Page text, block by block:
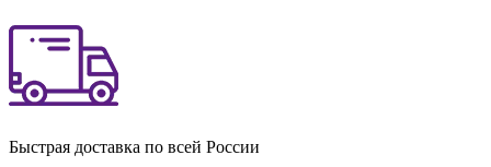
Быстрая доставка по всей России